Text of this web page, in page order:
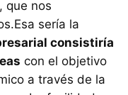
que nos
sería la
consistiría
con el objetivo
a través de la